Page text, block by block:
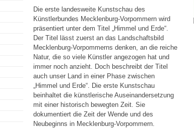
Die erste landesweite Kunstschau des
Künstlerbundes Mecklenburg-Vorpommern wird
präsentiert unter dem Titel „Himmel und Erde“.
Der Titel lässt zuerst an das Landschaftsbild
Mecklenburg-Vorpommerns denken, an die reiche
Natur, die so viele Künstler angezogen hat und
immer noch anzieht. Doch beschreibt der Titel
auch unser Land in einer Phase zwischen
„Himmel und Erde“. Die erste Kunstschau
beinhaltet die künstlerische Auseinandersetzung
mit einer historisch bewegten Zeit. Sie
dokumentiert die Zeit der Wende und des
Neubeginns in Mecklenburg-Vorpommern.